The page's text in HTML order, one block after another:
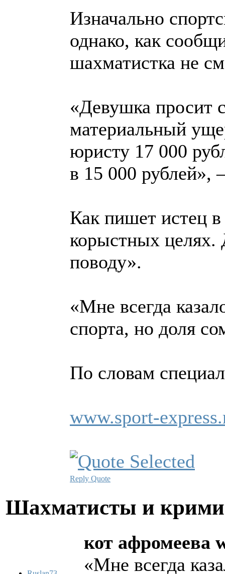
Изначально
однако, как
шахматистка не
«Девушка просит
материальный
юристу 17 000
в 15 000 рублей»,
Как пишет истец в
корыстных целях.
поводу».
«Мне всегда
спорта, но доля
По словам
www.sport-
Reply Quote
Шахматисты и
кот афромеева
«Мне всегда